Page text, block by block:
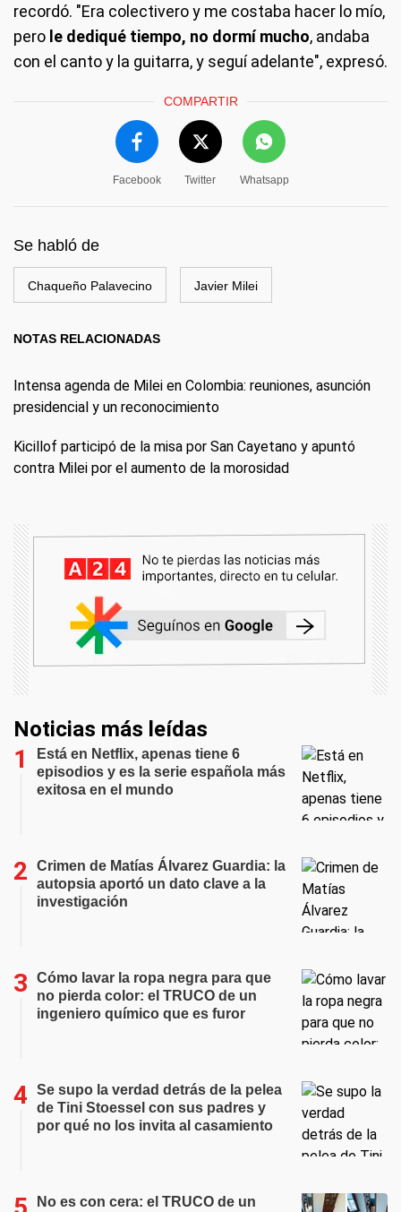
recordó. "Era colectivero y me costaba hacer lo mío,
pero le dediqué tiempo, no dormí mucho, andaba
con el canto y la guitarra, y seguí adelante", expresó.
COMPARTIR
Facebook Twitter Whatsapp
Se habló de
Chaqueño Palavecino Javier Milei
NOTAS RELACIONADAS
Intensa agenda de Milei en Colombia: reuniones, asunción
presidencial y un reconocimiento
Kicillof participó de la misa por San Cayetano y apuntó
contra Milei por el aumento de la morosidad
Noticias más leídas
Está en Netflix, apenas tiene 6
episodios y es la serie española más
exitosa en el mundo
Crimen de Matías Álvarez Guardia: la
autopsia aportó un dato clave a la
investigación
Cómo lavar la ropa negra para que
no pierda color: el TRUCO de un
ingeniero químico que es furor
Se supo la verdad detrás de la pelea
de Tini Stoessel con sus padres y
por qué no los invita al casamiento
No es con cera: el TRUCO de un